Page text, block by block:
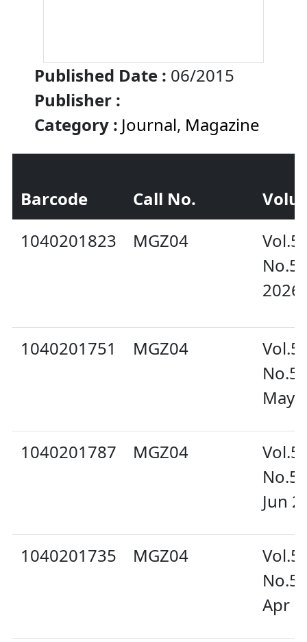
Published Date : 06/2015
Publisher :
Category : Journal, Magazine
Barcode Call No.
1040201823
MGZ04
2026
1040201751 MGZ04
May
1040201787 MGZ04
Jun
1040201735 MGZ04
Apr